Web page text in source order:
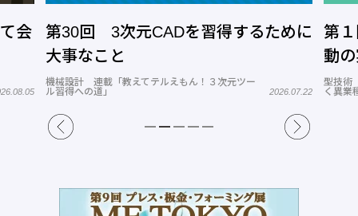
会
第30回 3次元CADを習得するために
大事なこと
機械設計 連載「教えてテルえもん！３次元ツー
ル習得への道」
2026.07.22
第
動
型技術
く異業